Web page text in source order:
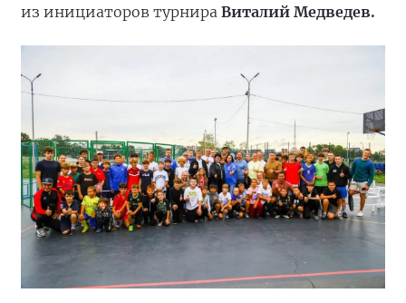
из инициаторов турнира Виталий Медведев.